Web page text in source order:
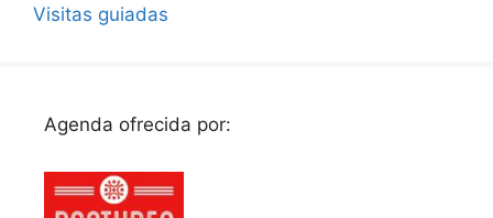
Visitas guiadas
Agenda ofrecida por: